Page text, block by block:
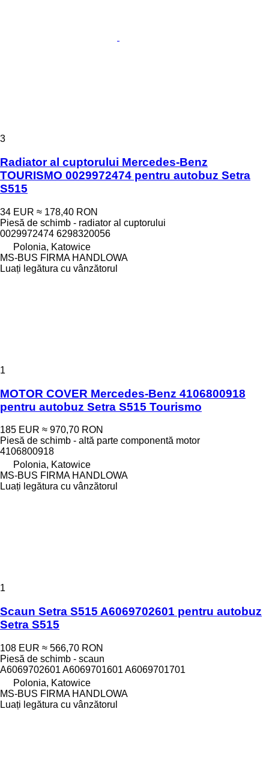
3
Radiator al cuptorului Mercedes-Benz
TOURISMO 0029972474 pentru autobuz Setra
S515
34 EUR ≈ 178,40 RON
Piesă de schimb - radiator al cuptorului
0029972474 6298320056
Polonia, Katowice
MS-BUS FIRMA HANDLOWA
Luați legătura cu vânzătorul
1
MOTOR COVER Mercedes-Benz 4106800918
pentru autobuz Setra S515 Tourismo
185 EUR ≈ 970,70 RON
Piesă de schimb - altă parte componentă motor
4106800918
Polonia, Katowice
MS-BUS FIRMA HANDLOWA
Luați legătura cu vânzătorul
1
Scaun Setra S515 A6069702601 pentru autobuz
Setra S515
108 EUR ≈ 566,70 RON
Piesă de schimb - scaun
A6069702601 A6069701601 A6069701701
Polonia, Katowice
MS-BUS FIRMA HANDLOWA
Luați legătura cu vânzătorul